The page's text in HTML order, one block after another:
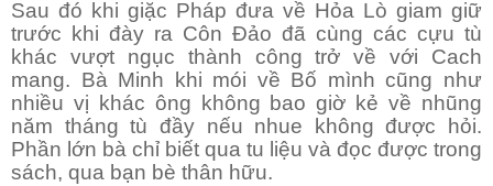
Sau đó khi giặc Pháp đưa về Hỏa Lò giam giữ
trước khi đày ra Côn Đảo đã cùng các cựu tù
khác vượt ngục thành công trở về với Cach
mang. Bà Minh khi mói về Bố mình cũng như
nhiều vị khác ông không bao giờ kẻ về nhũng
năm tháng tù đầy nếu nhue không được hỏi.
Phần lớn bà chỉ biết qua tu liệu và đọc được trong
sách, qua bạn bè thân hữu.